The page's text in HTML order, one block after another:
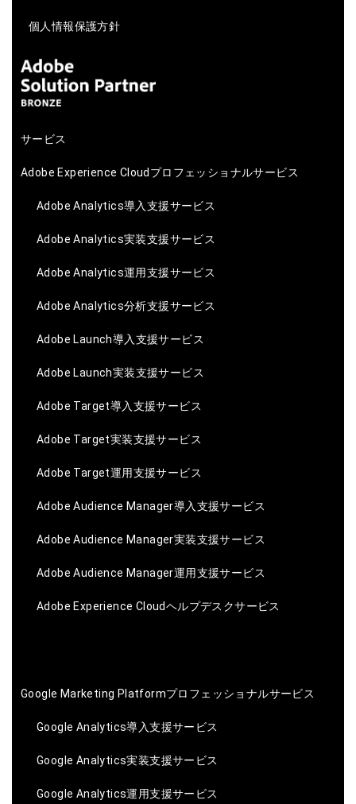
個人情報保護方針
サービス
Adobe Experience Cloudプロフェッショナルサービス
Adobe Analytics導入支援サービス
Adobe Analytics実装支援サービス
Adobe Analytics運用支援サービス
Adobe Analytics分析支援サービス
Adobe Launch導入支援サービス
Adobe Launch実装支援サービス
Adobe Target導入支援サービス
Adobe Target実装支援サービス
Adobe Target運用支援サービス
Adobe Audience Manager導入支援サービス
Adobe Audience Manager実装支援サービス
Adobe Audience Manager運用支援サービス
Adobe Experience Cloudヘルプデスクサービス
Google Marketing Platformプロフェッショナルサービス
Google Analytics導入支援サービス
Google Analytics実装支援サービス
Google Analytics運用支援サービス